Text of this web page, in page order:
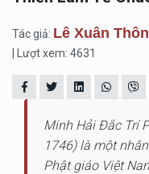
Tác giả: Lê Xuân
| Lượt xem: 4631
Minh Hải Đắc Trí
1746) là một
Phật giáo Việt